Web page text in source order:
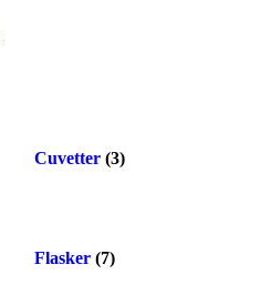
Cuvetter (3)
Flasker (7)